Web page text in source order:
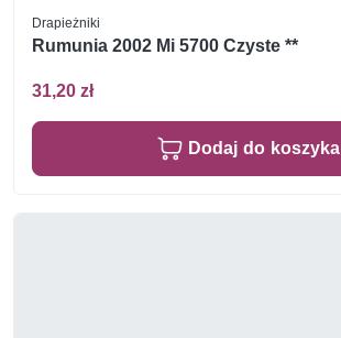
Drapieżniki
Rumunia 2002 Mi 5700 Czyste **
31,20 zł
Dodaj do koszyka